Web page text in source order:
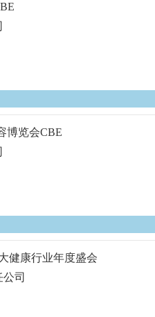
博览会CBE
健康行业年度盛会
司